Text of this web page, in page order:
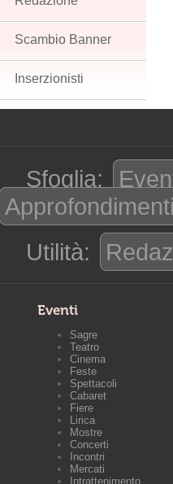
Scambio Banner
Inserzionisti
Sfoglia:
Approfondimenti
Utilità:
Eventi
Sagre
Teatro
Cinema
Feste
Spettacoli
Cabaret
Fiere
Lirica
Mostre
Concerti
Incontri
Mercati
Intrattenimento